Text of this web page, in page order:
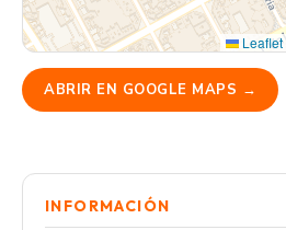
Leaflet
ABRIR EN GOOGLE MAPS →
INFORMACIÓN